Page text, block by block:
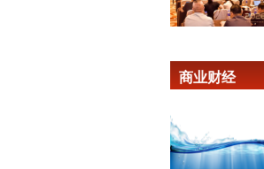
商业财经